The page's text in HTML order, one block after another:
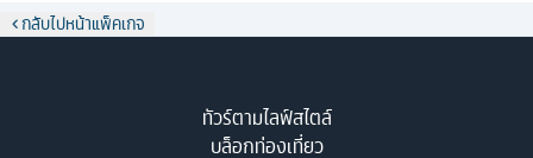
กลับไปหน้าแพ็คเกจ
ทัวร์ตามไลฟ์สไตล์
บล็อกท่องเที่ยว